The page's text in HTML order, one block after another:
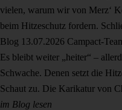
vielen, warum wir von Merz‘
beim Hitzeschutz fordern.
Blog 13.07.2026 Campact-
Es bleibt weiter „heiter“ –
Schwache. Denen setzt die
Schaut zu. Die Karikatur von
im Blog lesen